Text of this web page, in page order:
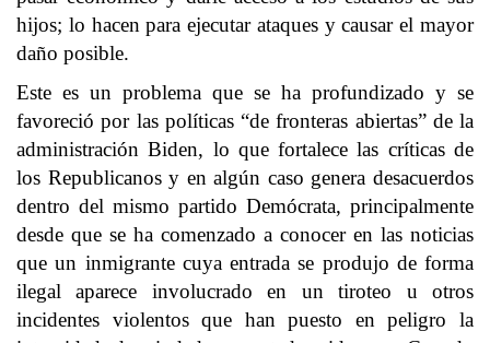
hijos; lo hacen para ejecutar ataques y causar el mayor
daño posible.
Este es un problema que se ha profundizado y se
favoreció por las políticas “de fronteras abiertas” de la
administración Biden, lo que fortalece las críticas de
los Republicanos y en algún caso genera desacuerdos
dentro del mismo partido Demócrata, principalmente
desde que se ha comenzado a conocer en las noticias
que un inmigrante cuya entrada se produjo de forma
ilegal aparece involucrado en un tiroteo u otros
incidentes violentos que han puesto en peligro la